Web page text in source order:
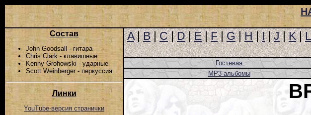
Состав
John Goodsall - гитара
Chris Clark - клавишные
Kenny Grohowski - ударные
Scott Weinberger - перкуссия
Линки
YouTube-версия странички
A|B|C|D|E|F|G|H|I|J|K|L
Гостевая
MP3-альбомы